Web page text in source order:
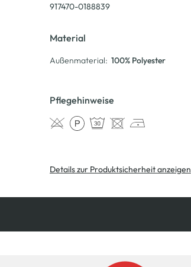
917470-0188839
Material
Außenmaterial: 100% Polyester
Pflegehinweise
Details zur Produktsicherheit anzeigen